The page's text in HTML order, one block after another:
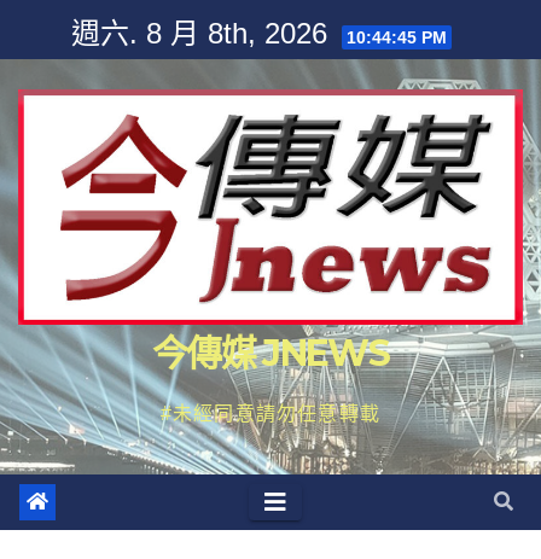
content
週六. 8 月 8th, 2026 10:44:45 PM
今傳媒 JNEWS
#未經同意請勿任意轉載